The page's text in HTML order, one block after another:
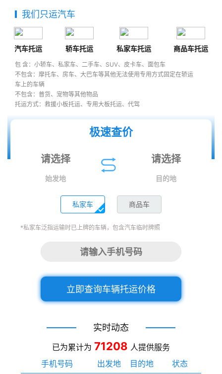
我们只运汽车
汽车托运 轿车托运 私家车托运 商品车托运
包 含：小轿车、私家车、二手车、SUV、皮卡车、面包车
不包含：摩托车、房车、大巴车等其他无法使用专用方式固定在轿运
车上的车辆
不包含：普货、宠物等其他物品
托运方式：救援小板托运、专用大板托运、代驾
极速查价
始发地 目的地
私家车 商品车
*私家车泛指运输时已上牌的车辆，包含汽车临时牌照
立即查询车辆托运价格
实时动态
已为累计为 71208 人提供服务
手机号码
出发地 目的地 状态